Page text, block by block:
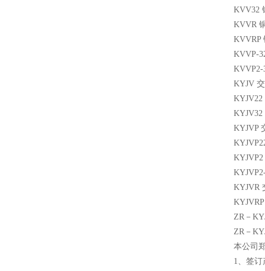
KVV32
KVVR
KVVRP
KVVP-
KVVP2-
KYJV
KYJVP
KYJVR
ZR－
ZR－
本公司
1、签